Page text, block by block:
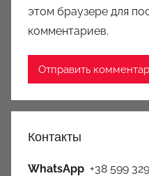
этом браузере для
комментариев.
Контакты
WhatsApp +38 599